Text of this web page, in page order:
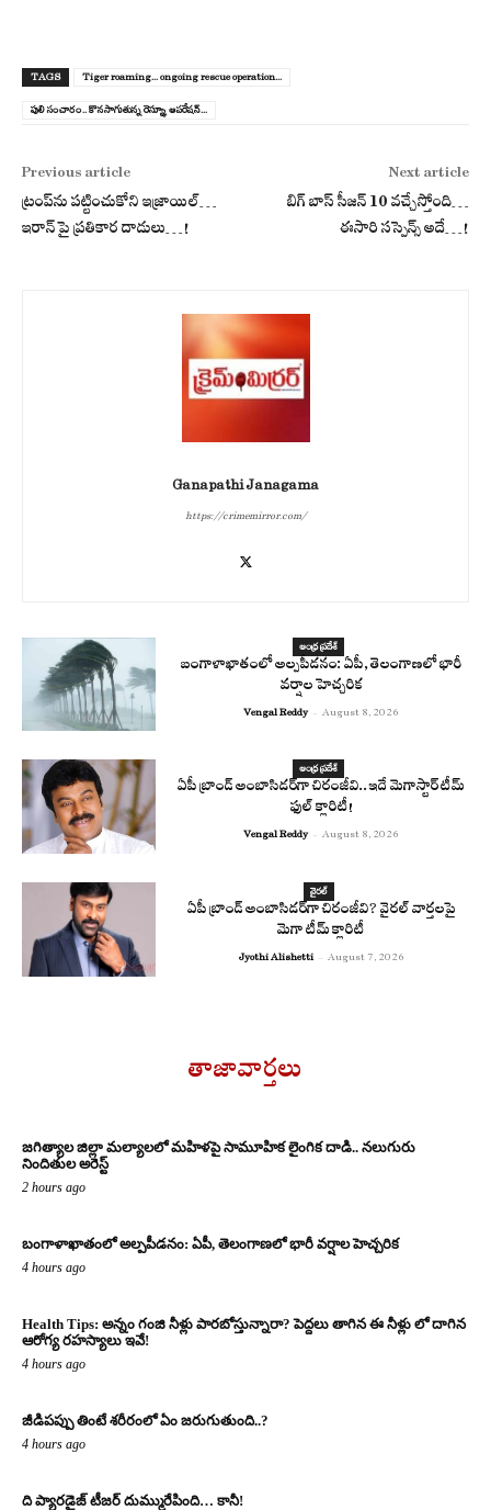
TAGS Tiger roaming... ongoing rescue operation...
పులి సంచారం.. కొన‌సాగుతున్న రెస్య్కూ ఆప‌రేష‌న్‌...
Previous article
ట్రంప్‌ను ప‌ట్టించుకోని ఇజ్రాయిల్‌…
ఇరాన్ పై ప్ర‌తికార దాడులు…!
Next article
బిగ్ బాస్ సీజన్ 10 వచ్చేస్తోంది…
ఈసారి సస్పెన్స్ అదే…!
Ganapathi Janagama
https://crimemirror.com/
ఆంధ్ర ప్రదేశ్
బంగాళాఖాతంలో అల్పపీడనం: ఏపీ, తెలంగాణలో భారీ
వర్షాల హెచ్చరిక
Vengal Reddy - August 8, 2026
ఆంధ్ర ప్రదేశ్
ఏపీ బ్రాండ్ అంబాసిడర్‌గా చిరంజీవి..ఇదే మెగాస్టార్ టీమ్
ఫుల్ క్లారిటీ!
Vengal Reddy - August 8, 2026
వైరల్
ఏపీ బ్రాండ్ అంబాసిడర్‌గా చిరంజీవి? వైరల్ వార్తలపై
మెగా టీమ్ క్లారిటీ
Jyothi Alishetti - August 7, 2026
తాజావార్తలు
జగిత్యాల జిల్లా మల్యాలలో మహిళపై సామూహిక లైంగిక దాడి.. నలుగురు
నిందితుల అరెస్ట్
2 hours ago
బంగాళాఖాతంలో అల్పపీడనం: ఏపీ, తెలంగాణలో భారీ వర్షాల హెచ్చరిక
4 hours ago
Health Tips: అన్నం గంజి నీళ్లు పారబోస్తున్నారా? పెద్దలు తాగిన ఈ నీళ్లు లో దాగిన
ఆరోగ్య రహస్యాలు ఇవే!
4 hours ago
జీడిపప్పు తింటే శరీరంలో ఏం జరుగుతుంది..?
4 hours ago
ది ప్యారడైజ్ టీజర్ దుమ్మురేపింది… కానీ!